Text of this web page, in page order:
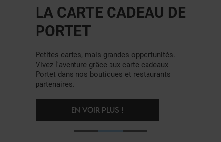
PRÊTS DE POUSSETTES
Ne vous inquiétez pas, chez nous… tout
Pour votre confort et celui de vos
petits bout'chous, des poussettes sont
disponibles sur simple demande à l'accueil.
Service gratuit.
EN VOIR PLUS !